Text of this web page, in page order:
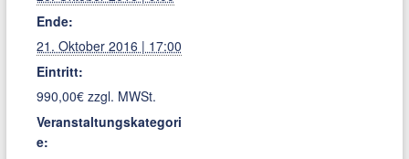
Ende:
21. Oktober 2016 | 17:00
Eintritt:
990,00€ zzgl. MWSt.
Veranstaltungskategori
e: